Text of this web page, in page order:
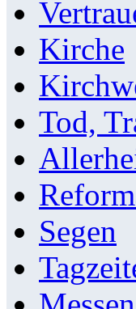
Kirche
Tod,
Segen